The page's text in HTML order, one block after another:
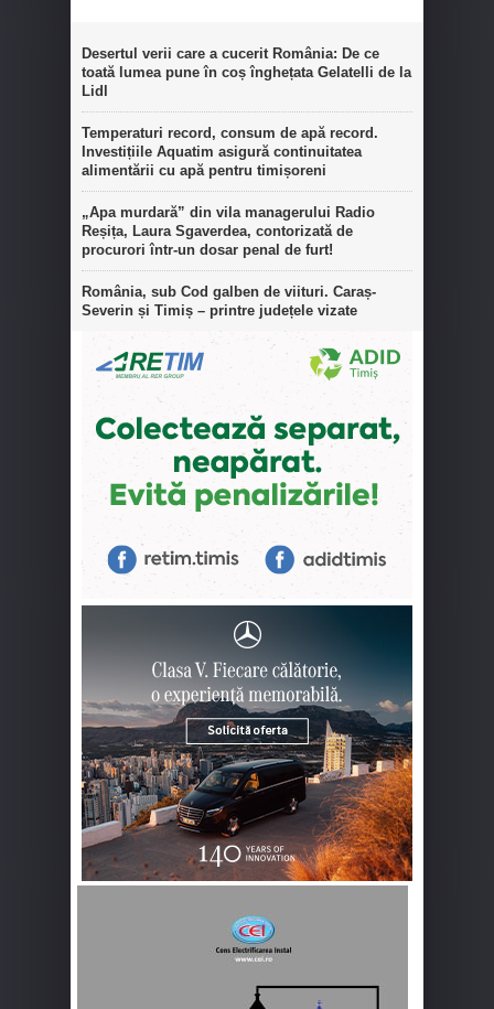
Desertul verii care a cucerit România: De ce
toată lumea pune în coș înghețata Gelatelli de la
Lidl
Temperaturi record, consum de apă record.
Investițiile Aquatim asigură continuitatea
alimentării cu apă pentru timișoreni
„Apa murdară” din vila managerului Radio
Reșița, Laura Sgaverdea, contorizată de
procurori într-un dosar penal de furt!
România, sub Cod galben de viituri. Caraș-
Severin și Timiș – printre județele vizate